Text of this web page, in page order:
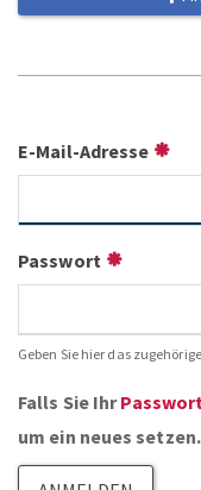
E-Mail-Adresse
Passwort
Geben Sie hier das
Falls Sie Ihr
um ein neues setzen.